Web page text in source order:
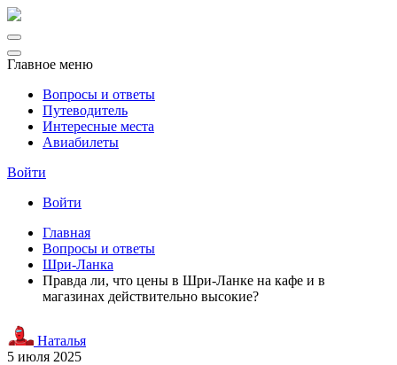
Главное меню
Вопросы и ответы
Путеводитель
Интересные места
Авиабилеты
Войти
Войти
Главная
Вопросы и ответы
Шри-Ланка
Правда ли, что цены в Шри-Ланке на кафе и в
магазинах действительно высокие?
Наталья
5 июля 2025